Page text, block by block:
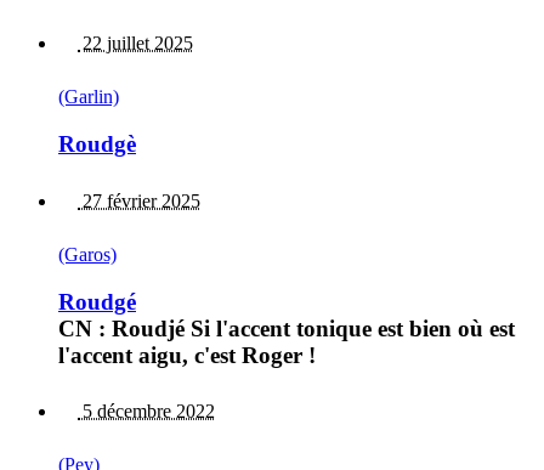
22 juillet 2025
(Garlin)
Roudgè
27 février 2025
(Garos)
Roudgé
CN : Roudjé Si l'accent tonique est bien où est
l'accent aigu, c'est Roger !
5 décembre 2022
(Pey)